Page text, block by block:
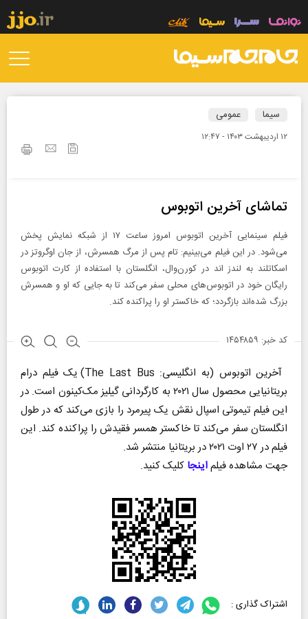
سیما عمومی
۱۲ ارديبهشت ۱۴۰۳ - ۱۲:۴۷
تماشای آخرین اتوبوس
فیلم سینمایی آخرین اتوبوس امروز ساعت ۱۷ از شبکه نمایش پخش
می‌شود. در این فیلم می‌بینیم: تام پس از مرگ همسرش، از جان اوگروتز در
اسکاتلند به لندز اند در کورن‌وال، انگلستان با استفاده از کارت اتوبوس
رایگان خود در اتوبوس‌های محلی سفر می‌کند تا به جایی که او و همسرش
بزرگ شده‌اند بازگردد؛ که خاکستر او را پراکنده کند.
کد خبر: ۱۴۵۴۸۵۹
آخرین اتوبوس (به انگلیسی: The Last Bus) یک فیلم درام
بریتانیایی محصول سال ۲۰۲۱ به کارگردانی گیلیز مک‌کینون است. در
این فیلم تیموتی اسپال نقش یک پیرمرد را بازی می‌کند که در طول
انگلستان سفر می‌کند تا خاکستر همسر فقیدش را پراکنده کند. این
فیلم در ۲۷ اوت ۲۰۲۱ در بریتانیا منتشر شد.
جهت مشاهده فیلماینجا کلیک کنید.
اشتراک گذاری :